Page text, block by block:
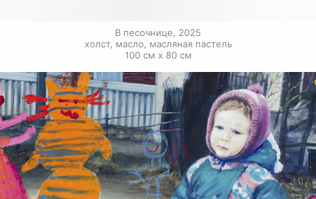
В песочнице, 2025
холст, масло, масляная пастель
100 см х 80 см